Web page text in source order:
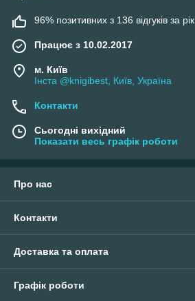
96% позитивних з 136 відгуків за рік
Працює з 10.02.2017
м. Київ
Інста @knigibest, Київ, Україна
Контакти
Сьогодні вихідний
Показати весь графік роботи
Про нас
Контакти
Доставка та оплата
Графік роботи